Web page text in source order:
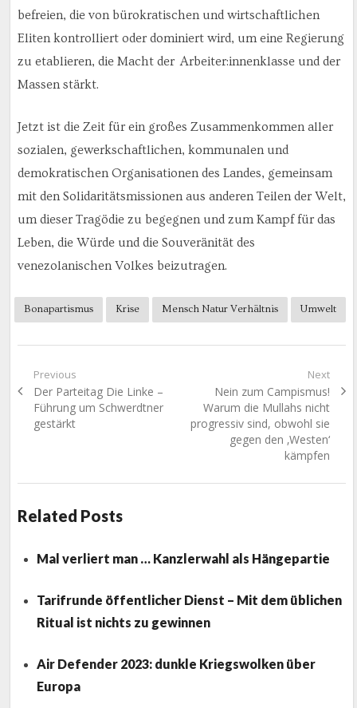
befreien, die von bürokratischen und wirtschaftlichen
Eliten kontrolliert oder dominiert wird, um eine Regierung
zu etablieren, die Macht der Arbeiter:innenklasse und der
Massen stärkt.
Jetzt ist die Zeit für ein großes Zusammenkommen aller
sozialen, gewerkschaftlichen, kommunalen und
demokratischen Organisationen des Landes, gemeinsam
mit den Solidaritätsmissionen aus anderen Teilen der Welt,
um dieser Tragödie zu begegnen und zum Kampf für das
Leben, die Würde und die Souveränität des
venezolanischen Volkes beizutragen.
Bonapartismus Krise Mensch Natur Verhältnis Umwelt
Beitragsnavigation
Previous
Previous
post:
Der Parteitag Die Linke –
Führung um Schwerdtner
gestärkt
Next
Next
post:
Nein zum Campismus!
Warum die Mullahs nicht
progressiv sind, obwohl sie
gegen den ‚Westen‘
kämpfen
Related Posts
Mal verliert man … Kanzlerwahl als Hängepartie
Tarifrunde öffentlicher Dienst – Mit dem üblichen
Ritual ist nichts zu gewinnen
Air Defender 2023: dunkle Kriegswolken über
Europa